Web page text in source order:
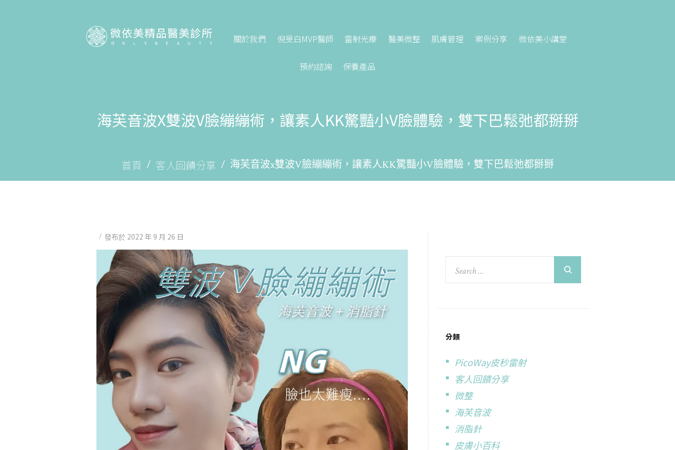
關於我們 倪旻白MVP醫師 雷射光療 醫美微整 肌膚管理 案例分享 微依美小講堂
預約諮詢 保養產品
海芙音波X雙波V臉繃繃術，讓素人KK驚豔小V臉體驗，雙下巴鬆弛都掰掰
首頁 客人回饋分享 海芙音波x雙波V臉繃繃術，讓素人KK驚豔小V臉體驗，雙下巴鬆弛都掰掰
發布於 2022 年 9 月 26 日
分類
PicoWay皮秒雷射
客人回饋分享
微整
海芙音波
消脂針
皮膚小百科